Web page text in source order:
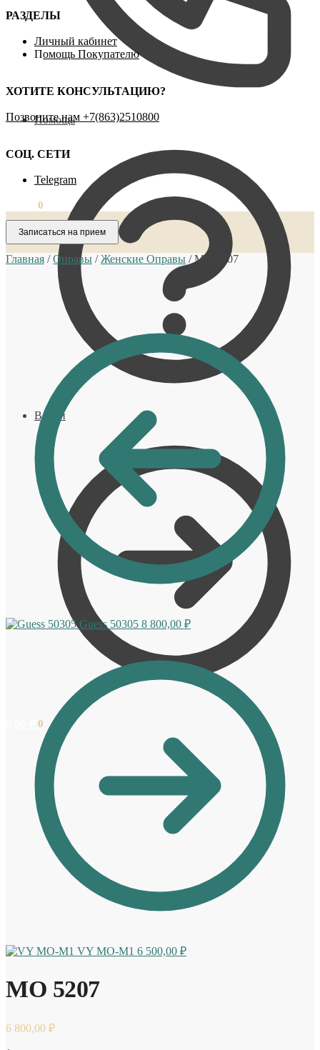
Помощь
Войти
0
РАЗДЕЛЫ
Личный кабинет
Помощь Покупателю
ХОТИТЕ КОНСУЛЬТАЦИЮ?
Позвоните нам ‪+7(863)2510800
СОЦ. СЕТИ
Telegram
0
Записаться на прием
Главная /Оправы /Женские Оправы /MO 5207
Guess 50305 8 800,00 ₽
VY MO-M1 6 500,00 ₽
MO 5207
6 800,00 ₽